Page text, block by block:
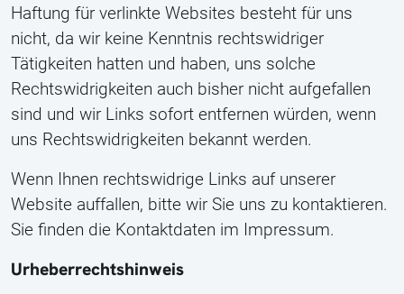
Haftung für verlinkte Websites besteht für uns
nicht, da wir keine Kenntnis rechtswidriger
Tätigkeiten hatten und haben, uns solche
Rechtswidrigkeiten auch bisher nicht aufgefallen
sind und wir Links sofort entfernen würden, wenn
uns Rechtswidrigkeiten bekannt werden.
Wenn Ihnen rechtswidrige Links auf unserer
Website auffallen, bitte wir Sie uns zu kontaktieren.
Sie finden die Kontaktdaten im Impressum.
Urheberrechtshinweis